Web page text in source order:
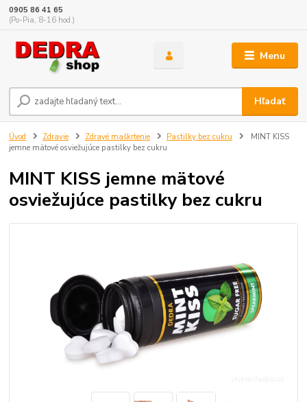
Menu
Hľadať
0905 86 41 65
(Po-Pia, 8-16 hod.)
Úvod Zdravie Zdravé maškrtenie Pastilky bez cukru
MINT KISS
jemne mätové osviežujúce pastilky bez cukru
MINT KISS jemne mätové
osviežujúce pastilky bez cukru